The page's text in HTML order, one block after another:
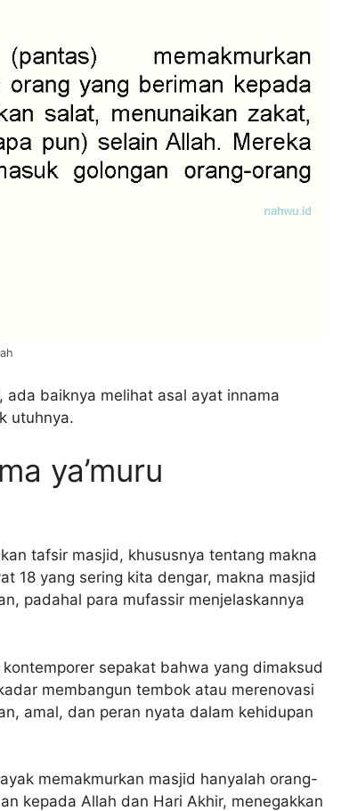
baiknya melihat asal ayat innama
utuhnya.
ya’muru
tafsir masjid, khususnya tentang makna
18 yang sering kita dengar, makna masjid
padahal para mufassir menjelaskannya
sepakat bahwa yang dimaksud
membangun tembok atau merenovasi
amal, dan peran nyata dalam kehidupan
memakmurkan masjid hanyalah orang-
kepada Allah dan Hari Akhir, menegakkan